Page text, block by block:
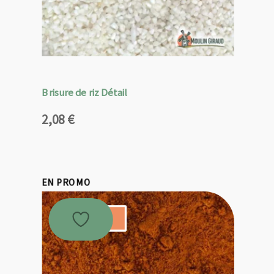
Brisure de riz Détail
2,08€
EN PROMO
Promo !